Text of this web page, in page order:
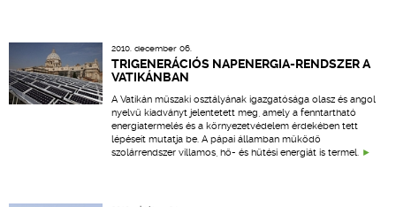
2010. december 06.
TRIGENERÁCIÓS NAPENERGIA-RENDSZER A
VATIKÁNBAN
A Vatikán műszaki osztályának igazgatósága olasz és angol
nyelvű kiadványt jelentetett meg, amely a fenntartható
energiatermelés és a környezetvédelem érdekében tett
lépéseit mutatja be. A pápai államban működő
szolárrendszer villamos, hő- és hűtési energiát is termel.